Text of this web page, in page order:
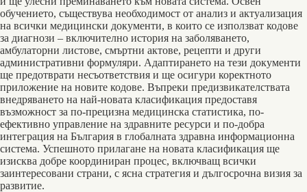
обучението, съществува необходимост от анализ и актуализация
на всички медицински документи, в които се използват кодове
за диагнози – включително история на заболяването,
амбулаторни листове, смъртни актове, рецепти и други
административни формуляри. Адаптирането на тези документи
ще предотврати несъответствия и ще осигури коректното
приложение на новите кодове. Въпреки предизвикателствата
внедряването на най-новата класификация предоставя
възможност за по-прецизна медицинска статистика, по-
ефективно управление на здравните ресурси и по-добра
интеграция на България в глобалната здравна информационна
система. Успешното прилагане на новата класификация ще
изисква добре координиран процес, включващ всички
заинтересовани страни, с ясна стратегия и дългосрочна визия за
развитие.